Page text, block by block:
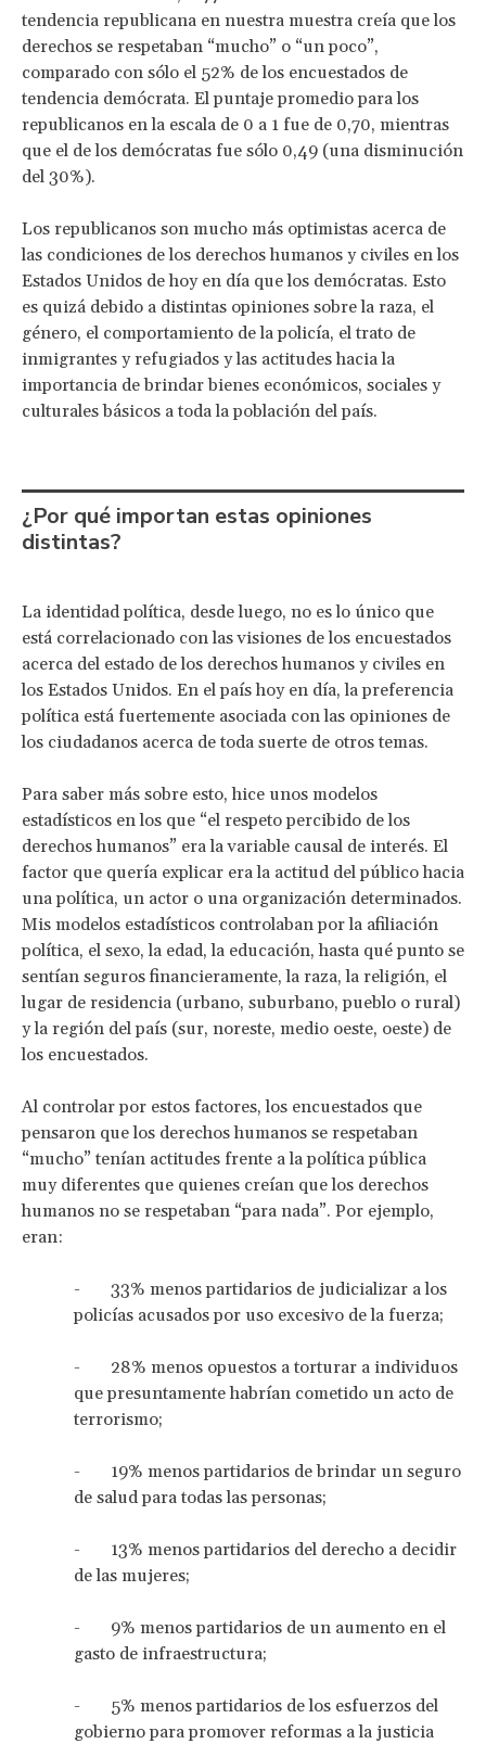
tendencia republicana en nuestra muestra creía que los
derechos se respetaban “mucho” o “un poco”,
comparado con sólo el 52% de los encuestados de
tendencia demócrata. El puntaje promedio para los
republicanos en la escala de 0 a 1 fue de 0,70, mientras
que el de los demócratas fue sólo 0,49 (una disminución
del 30%).
Los republicanos son mucho más optimistas acerca de
las condiciones de los derechos humanos y civiles en los
Estados Unidos de hoy en día que los demócratas. Esto
es quizá debido a distintas opiniones sobre la raza, el
género, el comportamiento de la policía, el trato de
inmigrantes y refugiados y las actitudes hacia la
importancia de brindar bienes económicos, sociales y
culturales básicos a toda la población del país.
¿Por qué importan estas opiniones
distintas?
La identidad política, desde luego, no es lo único que
está correlacionado con las visiones de los encuestados
acerca del estado de los derechos humanos y civiles en
los Estados Unidos. En el país hoy en día, la preferencia
política está fuertemente asociada con las opiniones de
los ciudadanos acerca de toda suerte de otros temas.
Para saber más sobre esto, hice unos modelos
estadísticos en los que “el respeto percibido de los
derechos humanos” era la variable causal de interés. El
factor que quería explicar era la actitud del público hacia
una política, un actor o una organización determinados.
Mis modelos estadísticos controlaban por la afiliación
política, el sexo, la edad, la educación, hasta qué punto se
sentían seguros financieramente, la raza, la religión, el
lugar de residencia (urbano, suburbano, pueblo o rural)
y la región del país (sur, noreste, medio oeste, oeste) de
los encuestados.
Al controlar por estos factores, los encuestados que
pensaron que los derechos humanos se respetaban
“mucho” tenían actitudes frente a la política pública
muy diferentes que quienes creían que los derechos
humanos no se respetaban “para nada”. Por ejemplo,
eran:
- 33% menos partidarios de judicializar a los
policías acusados por uso excesivo de la fuerza;
- 28% menos opuestos a torturar a individuos
que presuntamente habrían cometido un acto de
terrorismo;
- 19% menos partidarios de brindar un seguro
de salud para todas las personas;
- 13% menos partidarios del derecho a decidir
de las mujeres;
- 9% menos partidarios de un aumento en el
gasto de infraestructura;
- 5% menos partidarios de los esfuerzos del
gobierno para promover reformas a la justicia